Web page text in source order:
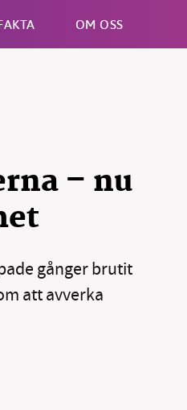
OM OSS
– nu
gånger brutit
att avverka